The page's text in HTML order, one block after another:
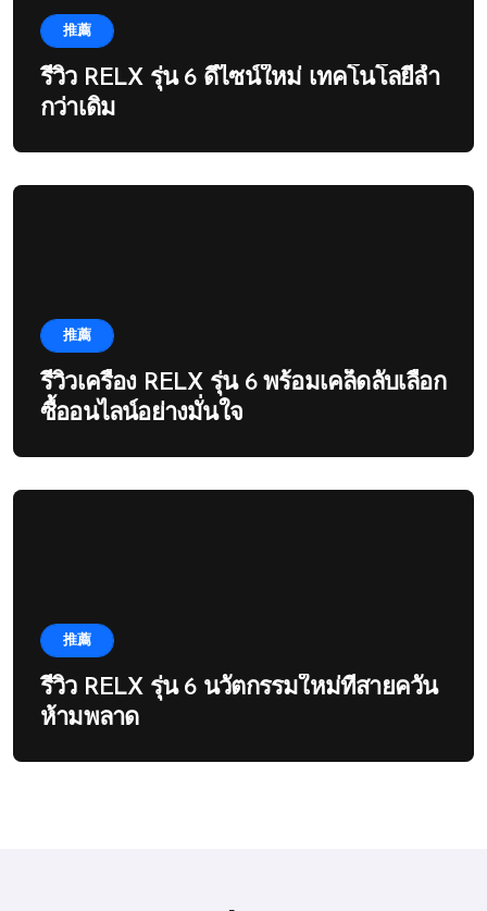
推薦
รีวิว RELX รุ่น 6 ดีไซน์ใหม่ เทคโนโลยีล้ำ
กว่าเดิม
推薦
รีวิวเครื่อง RELX รุ่น 6 พร้อมเคล็ดลับเลือก
ซื้ออนไลน์อย่างมั่นใจ
推薦
รีวิว RELX รุ่น 6 นวัตกรรมใหม่ที่สายควัน
ห้ามพลาด